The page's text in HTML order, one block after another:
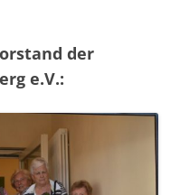
der
e.V.: